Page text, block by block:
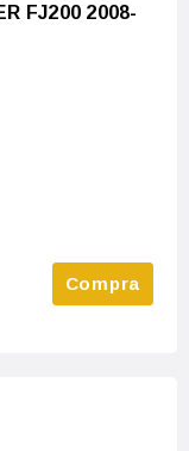
FJ200 2008-
Compra